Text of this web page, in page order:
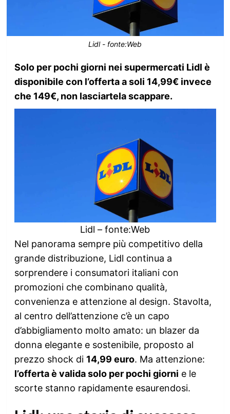
Lidl - fonte:Web
Solo per pochi giorni nei supermercati Lidl è
disponibile con l’offerta a soli 14,99€ invece
che 149€, non lasciartela scappare.
Lidl – fonte:Web
Nel panorama sempre più competitivo della
grande distribuzione, Lidl continua a
sorprendere i consumatori italiani con
promozioni che combinano qualità,
convenienza e attenzione al design. Stavolta,
al centro dell’attenzione c’è un capo
d’abbigliamento molto amato: un blazer da
donna elegante e sostenibile, proposto al
prezzo shock di 14,99 euro. Ma attenzione:
l’offerta è valida solo per pochi giorni e le
scorte stanno rapidamente esaurendosi.